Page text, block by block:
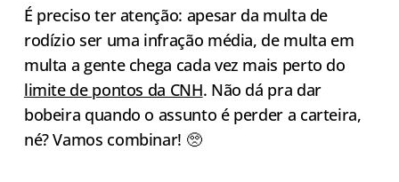
É preciso ter atenção: apesar da multa de
rodízio ser uma infração média, de multa em
multa a gente chega cada vez mais perto do
limite de pontos da CNH. Não dá pra dar
bobeira quando o assunto é perder a carteira,
né? Vamos combinar! 🥺